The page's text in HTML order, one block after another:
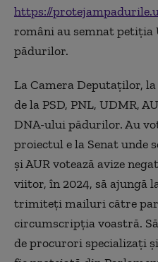
https://
români au semnat petiția
pădurilor.
La Camera Deputaților,
de la PSD, PNL, UDMR,
DNA-ului pădurilor. Au
proiectul e la Senat unde
și AUR votează avize
viitor, în 2024, să ajungă
trimiteți mailuri către
circumscripția voastră.
de procurori specializați și